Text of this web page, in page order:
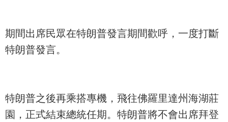
期間出席民眾在特朗普發言期間歡呼，一度打斷
特朗普發言。
特朗普之後再乘搭專機，飛往佛羅里達州海湖莊
園，正式結束總統任期。特朗普將不會出席拜登